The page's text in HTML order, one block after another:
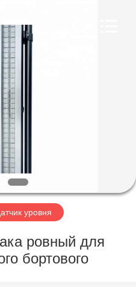
уровня
ровный для
бортового